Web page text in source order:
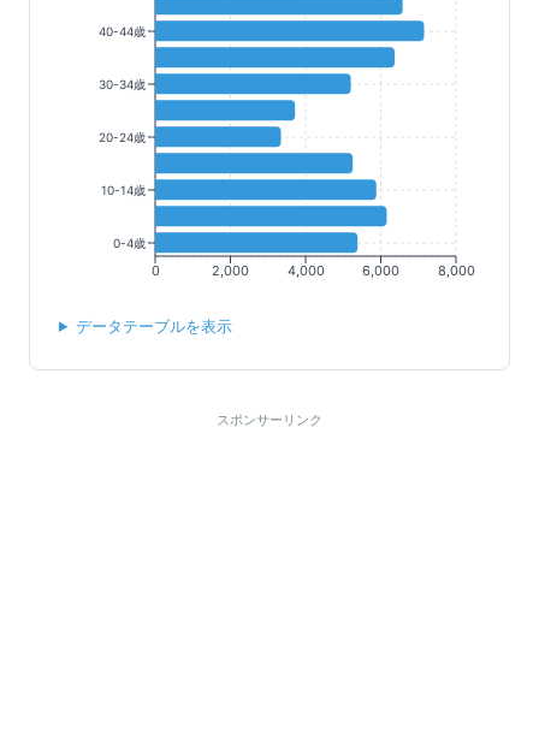
0 2,000 4,000 6,000 8,000
40-44歳
30-34歳
20-24歳
10-14歳
0-4歳
データテーブルを表示
スポンサーリンク